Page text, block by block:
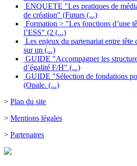
ENQUETE "Les pratiques de
de création" (Futurs (...)
Formation > "Les fonctions d’une
l’ESS" (2 (...)
Les enjeux du partenariat entre
sur un (...)
GUIDE "Accompagner les
d’égalité F/H" (...)
GUIDE "Sélection de fondations
(Opale. (...)
> Plan du site
> Mentions légales
> Partenaires